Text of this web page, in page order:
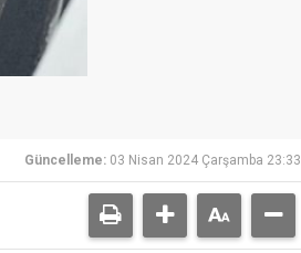
Güncelleme: 03 Nisan 2024 Çarşamba 23:33